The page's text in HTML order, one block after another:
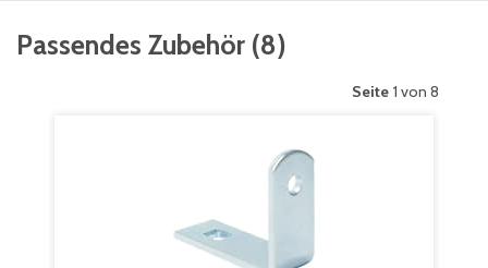
Passendes Zubehör (8)
Seite 1 von 8